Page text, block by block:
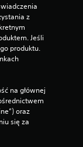
z
Jeśli
produktu.
na głównej
oraz
się za